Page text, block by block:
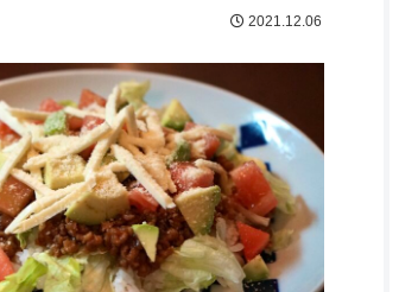
2021.12.06